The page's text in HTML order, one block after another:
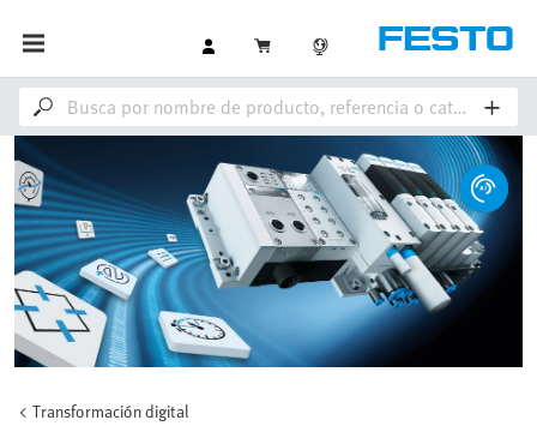
Transformación digital